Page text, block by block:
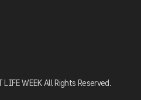
LIFE WEEK All Rights Reserved.